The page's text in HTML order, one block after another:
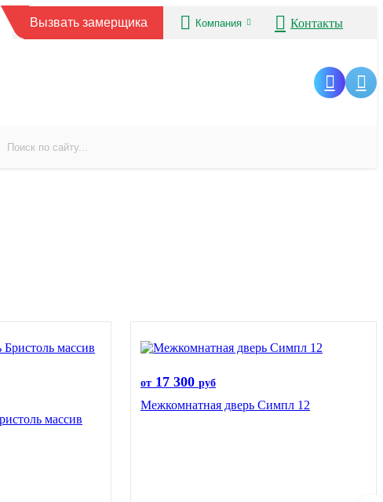
Вызвать замерщика Компания Контакты
массив
от 17 300 руб
Межкомнатная дверь Симпл 12